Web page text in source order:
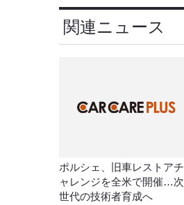
関連ニュース
ポルシェ、旧車レストアチ
ャレンジを全米で開催…次
世代の技術者育成へ